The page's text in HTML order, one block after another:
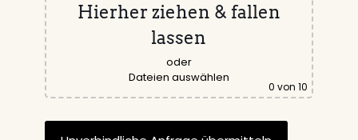
Hierher ziehen & fallen
lassen
oder
Dateien auswählen
0 von 10